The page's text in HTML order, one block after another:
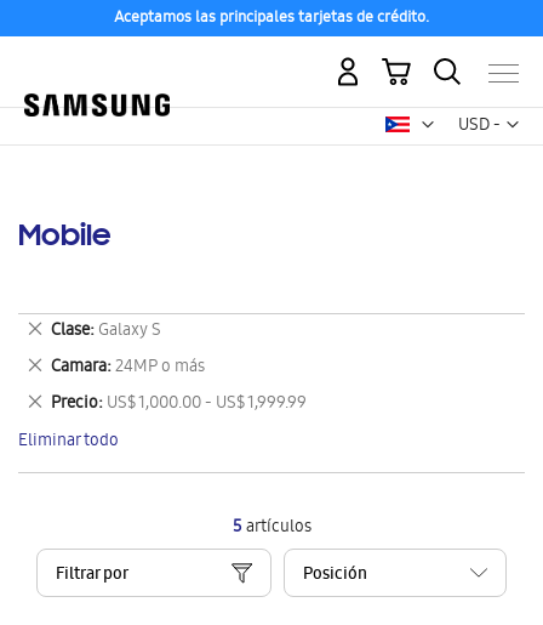
Aceptamos las principales tarjetas de crédito.
USD -
dólar
Mi carrito
Mobile
5artículos
Filtrar por
Clase Galaxy S
Eliminar
este
artículo
Camara 24MP o más
Eliminar
este
artículo
Precio US$ 1,000.00 - US$ 1,999.99
Eliminar
este
artículo
Eliminar todo